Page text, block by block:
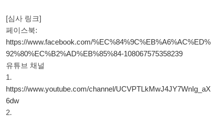
[심사 링크]
페이스북:
https://www.facebook.com/%EC%84%9C%EB%A6%AC%ED%
92%80%EC%B2%AD%EB%85%84-108067575358239
유튜브 채널
1.
https://www.youtube.com/channel/UCVPTLkMwJ4JY7WnIg_aX
6dw
2.